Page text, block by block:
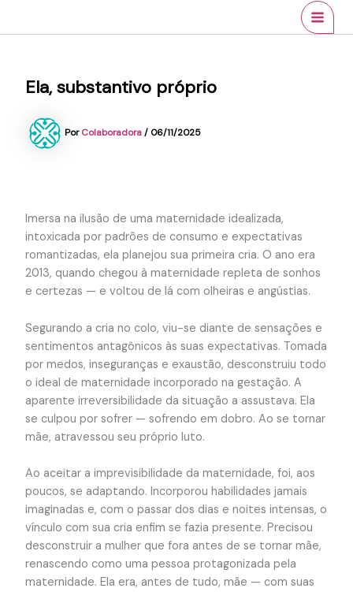
Ela, substantivo próprio
PorColaboradora/ 06/11/2025
Imersa na ilusão de uma maternidade idealizada,
intoxicada por padrões de consumo e expectativas
romantizadas, ela planejou sua primeira cria. O ano era
2013, quando chegou à maternidade repleta de sonhos
e certezas — e voltou de lá com olheiras e angústias.
Segurando a cria no colo, viu-se diante de sensações e
sentimentos antagônicos às suas expectativas. Tomada
por medos, inseguranças e exaustão, desconstruiu todo
o ideal de maternidade incorporado na gestação. A
aparente irreversibilidade da situação a assustava. Ela
se culpou por sofrer — sofrendo em dobro. Ao se tornar
mãe, atravessou seu próprio luto.
Ao aceitar a imprevisibilidade da maternidade, foi, aos
poucos, se adaptando. Incorporou habilidades jamais
imaginadas e, com o passar dos dias e noites intensas, o
vínculo com sua cria enfim se fazia presente. Precisou
desconstruir a mulher que fora antes de se tornar mãe,
renascendo como uma pessoa protagonizada pela
maternidade. Ela era, antes de tudo, mãe — com suas